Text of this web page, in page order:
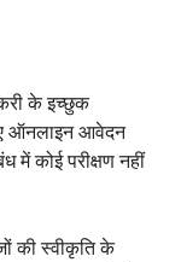
के इच्छुक
ऑनलाइन आवेदन
कोई परीक्षण नहीं
की स्वीकृति के